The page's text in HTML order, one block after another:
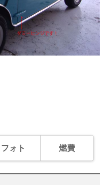
フォト 燃費